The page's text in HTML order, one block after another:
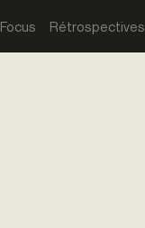
Focus Rétrospectives